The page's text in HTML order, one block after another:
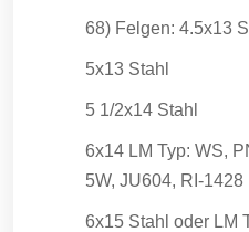
68) Felgen: 4.5x13
5x13 Stahl
5 1/2x14 Stahl
6x14 LM Typ: WS,
5W, JU604, RI-1428
6x15 Stahl oder LM